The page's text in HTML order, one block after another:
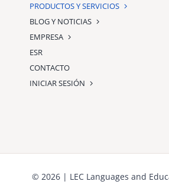
PRODUCTOS Y SERVICIOS
BLOG Y NOTICIAS
EMPRESA
ESR
CONTACTO
INICIAR SESIÓN
© 2026 | LEC Languages and